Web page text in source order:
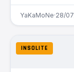
YaKaMoNe·28/
INSOLITE